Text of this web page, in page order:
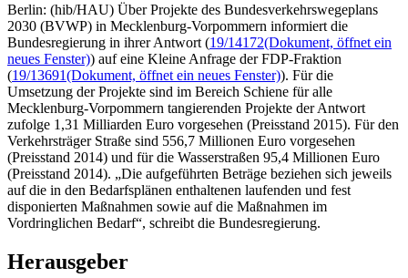
Berlin: (hib/HAU) Über Projekte des Bundesverkehrswegeplans
2030 (BVWP) in Mecklenburg-Vorpommern informiert die
Bundesregierung in ihrer Antwort (19/14172(Dokument, öffnet ein
neues Fenster)) auf eine Kleine Anfrage der FDP-Fraktion
(19/13691(Dokument, öffnet ein neues Fenster)). Für die
Umsetzung der Projekte sind im Bereich Schiene für alle
Mecklenburg-Vorpommern tangierenden Projekte der Antwort
zufolge 1,31 Milliarden Euro vorgesehen (Preisstand 2015). Für den
Verkehrsträger Straße sind 556,7 Millionen Euro vorgesehen
(Preisstand 2014) und für die Wasserstraßen 95,4 Millionen Euro
(Preisstand 2014). „Die aufgeführten Beträge beziehen sich jeweils
auf die in den Bedarfsplänen enthaltenen laufenden und fest
disponierten Maßnahmen sowie auf die Maßnahmen im
Vordringlichen Bedarf“, schreibt die Bundesregierung.
Herausgeber